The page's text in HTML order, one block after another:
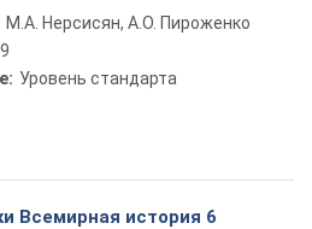
М.А. Нерсисян, А.О. Пироженко
Уровень стандарта
Всемирная история 6